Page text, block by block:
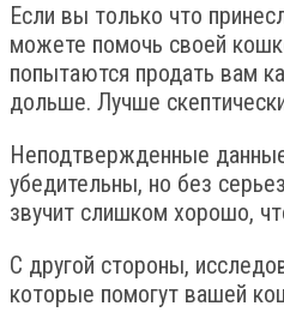
Если вы только что
можете помочь своей
попытаются продать вам
дольше. Лучше
Неподтвержденные
убедительны, но без
звучит слишком хорошо,
С другой стороны,
которые помогут вашей